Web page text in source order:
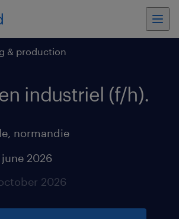
& production
industriel (f/h).
, normandie
2026
2026